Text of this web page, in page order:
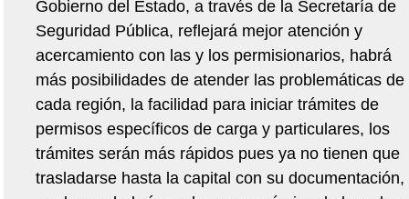
Gobierno del Estado, a través de la Secretaría de
Seguridad Pública, reflejará mejor atención y
acercamiento con las y los permisionarios, habrá
más posibilidades de atender las problemáticas de
cada región, la facilidad para iniciar trámites de
permisos específicos de carga y particulares, los
trámites serán más rápidos pues ya no tienen que
trasladarse hasta la capital con su documentación,